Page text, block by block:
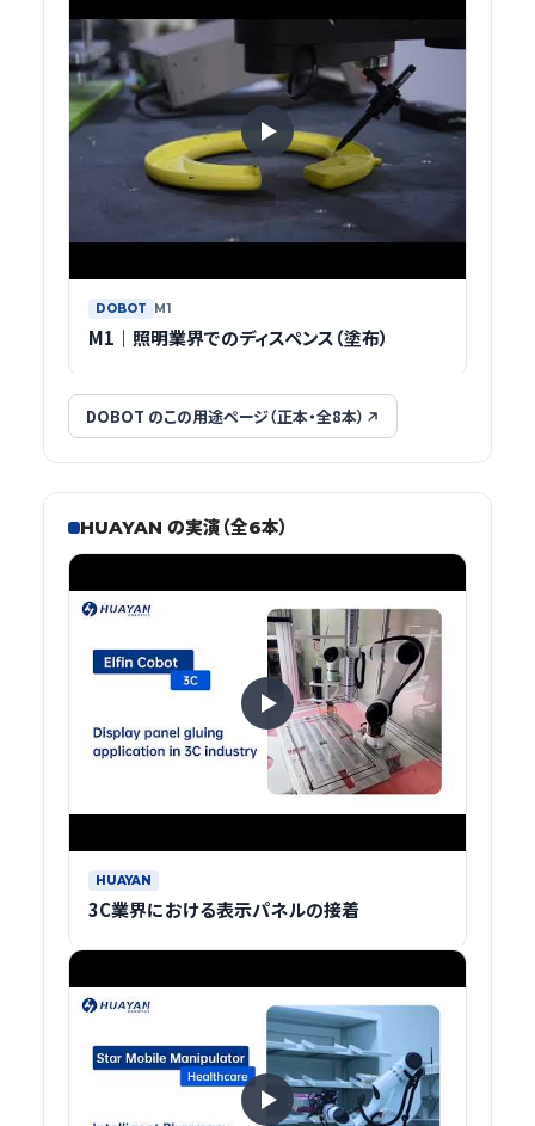
DOBOT M1
M1｜照明業界でのディスペンス（塗布）
DOBOT のこの用途ページ（正本・全8本）
HUAYAN の実演（全6本）
HUAYAN
3C業界における表示パネルの接着